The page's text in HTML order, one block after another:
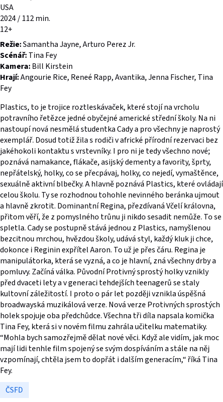
USA
2024 / 112 min.
12+
Režie:Samantha Jayne, Arturo Perez Jr.
Scénář:Tina Fey
Kamera:Bill Kirstein
Hrají:Angourie Rice, Reneé Rapp, Avantika, Jenna Fischer, Tina
Fey
Plastics, to je trojice roztleskávaček, které stojí na vrcholu
potravního řetězce jedné obyčejné americké střední školy. Na ni
nastoupí nová nesmělá studentka Cady a pro všechny je naprostý
exemplář. Dosud totiž žila s rodiči v africké přírodní rezervaci bez
jakéhokoli kontaktu s vrstevníky. I pro ni je tedy všechno nové;
poznává namakance, flákače, asijský dementy a favority, šprty,
nepřátelský, holky, co se přecpávaj, holky, co nejedí, vymaštěnce,
sexuálně aktivní blbečky. A hlavně poznává Plastics, které ovládají
celou školu. Ty se rozhodnou tohohle nevinného beránka ujmout
a hlavně zkrotit. Dominantní Regina, přezdívaná Včelí královna,
přitom věří, že z pomyslného trůnu ji nikdo sesadit nemůže. To se
spletla. Cady se postupně stává jednou z Plastics, namyšlenou
bezcitnou mrchou, hvězdou školy, udává styl, každý kluk ji chce,
dokonce i Reginin expřítel Aaron. To už je přes čáru. Regina je
manipulátorka, která se vyzná, a co je hlavní, zná všechny drby a
pomluvy. Začíná válka. Původní Protivný sprostý holky vznikly
před dvaceti lety a v generaci tehdejších teenagerů se staly
kultovní záležitostí. I proto o pár let později vznikla úspěšná
broadwayská muzikálová verze. Nová verze Protivných sprostých
holek spojuje oba předchůdce. Všechna tři díla napsala komička
Tina Fey, která si v novém filmu zahrála učitelku matematiky.
“Mohla bych samozřejmě dělat nové věci. Když ale vidím, jak moc
mají lidi tenhle film spojený se svým dospíváním a stále na něj
vzpomínají, chtěla jsem to dopřát i dalším generacím,“ říká Tina
Fey.
ČSFD